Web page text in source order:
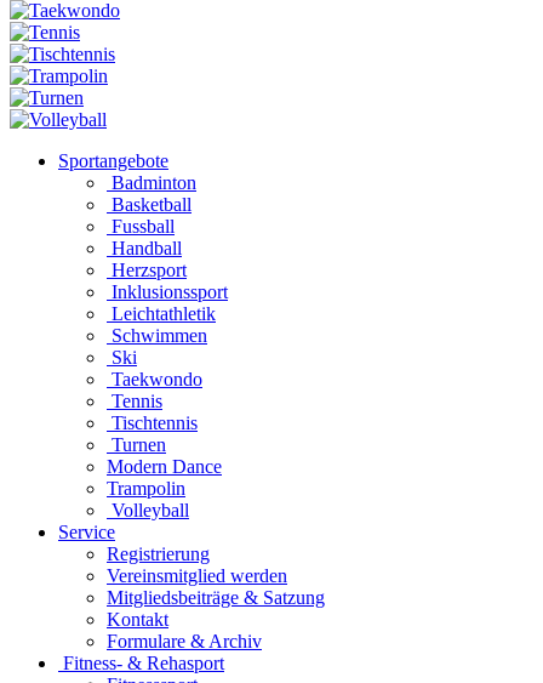
Sportangebote
Badminton
Basketball
Fussball
Handball
Herzsport
Inklusionssport
Leichtathletik
Schwimmen
Ski
Taekwondo
Tennis
Tischtennis
Turnen
Modern Dance
Trampolin
Volleyball
Service
Registrierung
Vereinsmitglied werden
Mitgliedsbeiträge & Satzung
Kontakt
Formulare & Archiv
Fitness- & Rehasport